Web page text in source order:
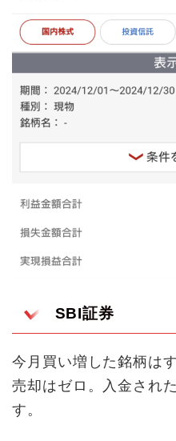
SBI証券
今月買い増した銘柄は
売却はゼロ。入金され
す。